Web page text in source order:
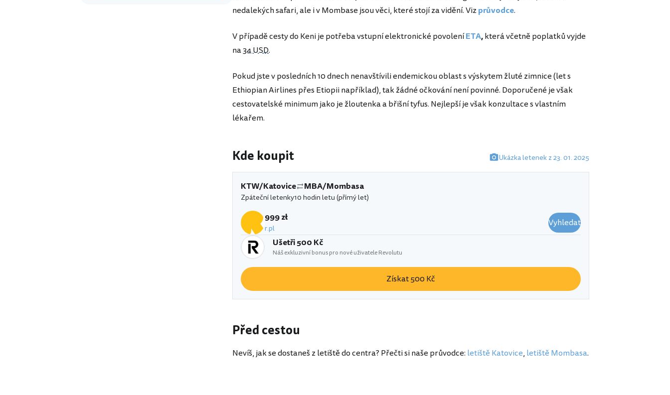
nedalekých safari, ale i v Mombase jsou věci, které stojí za vidění. Vizprůvodce.
V případě cesty do Keni je potřeba vstupní elektronické povoleníETA,která včetně poplatků vyjde
na34 USD.
Pokud jste v posledních 10 dnech nenavštívili endemickou oblast s výskytem žluté zimnice (let s
Ethiopian Airlines přes Etiopii například), tak žádné očkování není povinné. Doporučené je však
cestovatelské minimum jako je žloutenka a břišní tyfus. Nejlepší je však konzultace s vlastním
lékařem.
Kde koupit Ukázka letenek z 23. 01. 2025
KTW/Katovice MBA/Mombasa
Zpáteční letenky10 hodin letu (přímý let)
999 zł
r.pl
Vyhledat
Ušetři 500 Kč
Náš exkluzivní bonus pro nové uživatele Revolutu
Získat 500 Kč
Před cestou
Nevíš, jak se dostaneš z letiště do centra? Přečti si naše průvodce: letiště Katovice, letiště Mombasa.